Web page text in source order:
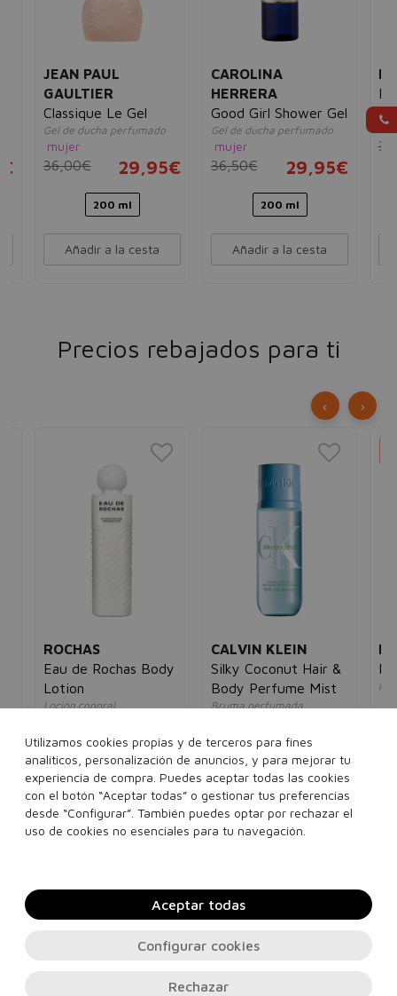
JEAN PAUL
GAULTIER
Classique Le Gel
Gel de ducha perfumado
mujer
36,00€ 29,95€
200 ml
Añadir a la cesta
CAROLINA
HERRERA
Good Girl Shower Gel
Gel de ducha perfumado
mujer
36,50€ 29,95€
200 ml
Añadir a la cesta
Precios rebajados para ti
ROCHAS
Eau de Rochas Body
Lotion
Loción coporal
35,00€ 22,95€
500 ml
Añadir a la cesta
CALVIN KLEIN
Silky Coconut Hair &
Body Perfume Mist
Bruma perfumada
40,00€ 21,95€
236 ml
Añadir a la cesta
‹ ›
Utilizamos cookies propias y de terceros para fines
analíticos, personalización de anuncios, y para mejorar tu
experiencia de compra. Puedes aceptar todas las cookies
con el botón “Aceptar todas” o gestionar tus preferencias
desde “Configurar”. También puedes optar por rechazar el
uso de cookies no esenciales para tu navegación.
Rechazar
Configurar cookies
Aceptar todas
Contacto, soporte e información legal